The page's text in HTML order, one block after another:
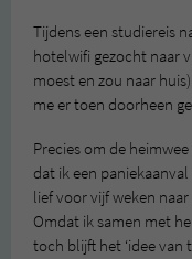
Tijdens een studiereis
hotelwifi gezocht naar
moest en zou naar
me er toen doorheen
Precies om de
dat ik een
lief voor vijf weken
Omdat ik samen met
toch blijft het ‘idee van